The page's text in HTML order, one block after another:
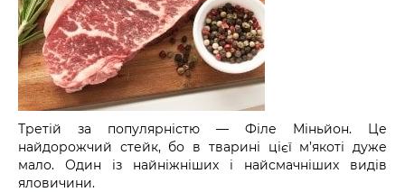
Третій за популярністю — Філе Міньйон. Це
найдорожчий стейк, бо в тварині цієї м’якоті дуже
мало. Один із найніжніших і найсмачніших видів
яловичини.